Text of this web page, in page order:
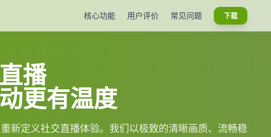
核心功能 用户评价 常见问题 下载
播
更有温度
新定义社交直播体验。我们以极致的清晰画质、流畅稳